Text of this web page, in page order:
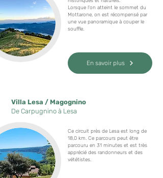
Lorsque l'on atteint le sommet du
Mottarone, on est récompensé par
une vue panoramique à couper le
souffle.
En savoir plus
Villa Lesa / Magognino
De Carpugnino à Lesa
Ce circuit près de Lesa est long de
18,0 km. Ce parcours peut être
parcouru en 31 minutes et est très
apprécié des randonneurs et des
vététistes.